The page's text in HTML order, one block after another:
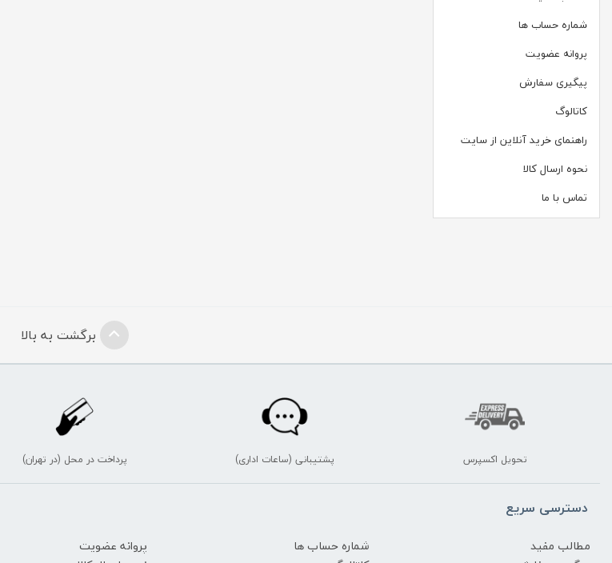
شماره حساب ها
پروانه عضویت
پیگیری سفارش
کاتالوگ
راهنمای خرید آنلاین از سایت
نحوه ارسال کالا
تماس با ما
برگشت به بالا
تحویل اکسپرس پشتیبانی (ساعات اداری) پرداخت در محل (در تهران)
دسترسی سریع
مطالب مفید شماره حساب ها
پروانه عضویت